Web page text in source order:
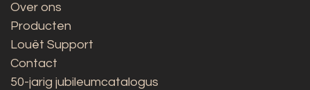
Over ons
Producten
Louët Support
Contact
50-jarig jubileumcatalogus